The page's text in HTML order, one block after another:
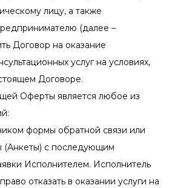
лицу, а также
(далее –
Договор на оказание
услуг на условиях,
Договоре.
Оферты является любое из
формы обратной связи или
(Анкеты) с последующим
Исполнителем. Исполнитель
отказать в оказании услуги на